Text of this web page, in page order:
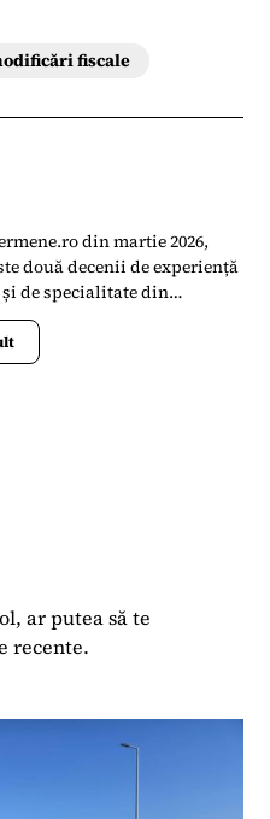
fiscale
din martie 2026,
două decenii de experiență
de specialitate din
în 2026 a colaborat cu
a scris articole și analize
construcții, farma și
pentru publicații
Review), iar ulterior a
internaționale, inclusiv
ar putea să te
recente.